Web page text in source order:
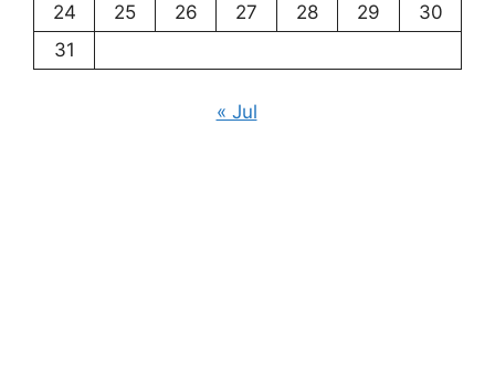
24
25 26 27 28 29
30
31
« Jul